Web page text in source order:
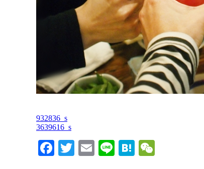
932836_s
3639616_s
Facebook
TwitterEmailLineHatena